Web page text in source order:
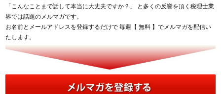
「こんなことまで話して本当に大丈夫ですか？」 と多くの反響を頂く税理士業
界では話題のメルマガです。
お名前とメールアドレスを登録するだけで 毎週【 無料 】でメルマガを配信い
たします。